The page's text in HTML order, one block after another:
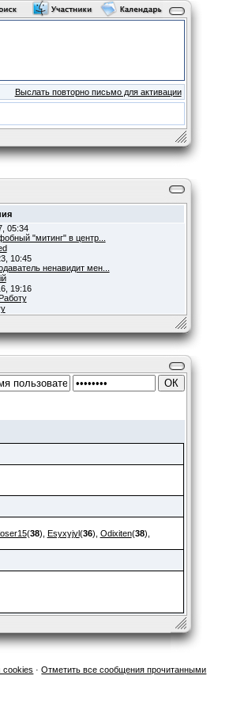
Выслать повторно письмо для активации
05:34
"митинг" в центр...
10:45
ненавидит мен...
19:16
(38), Esyxyjyl(36), Odixiten(38),
cookies ·Отметить все сообщения прочитанными